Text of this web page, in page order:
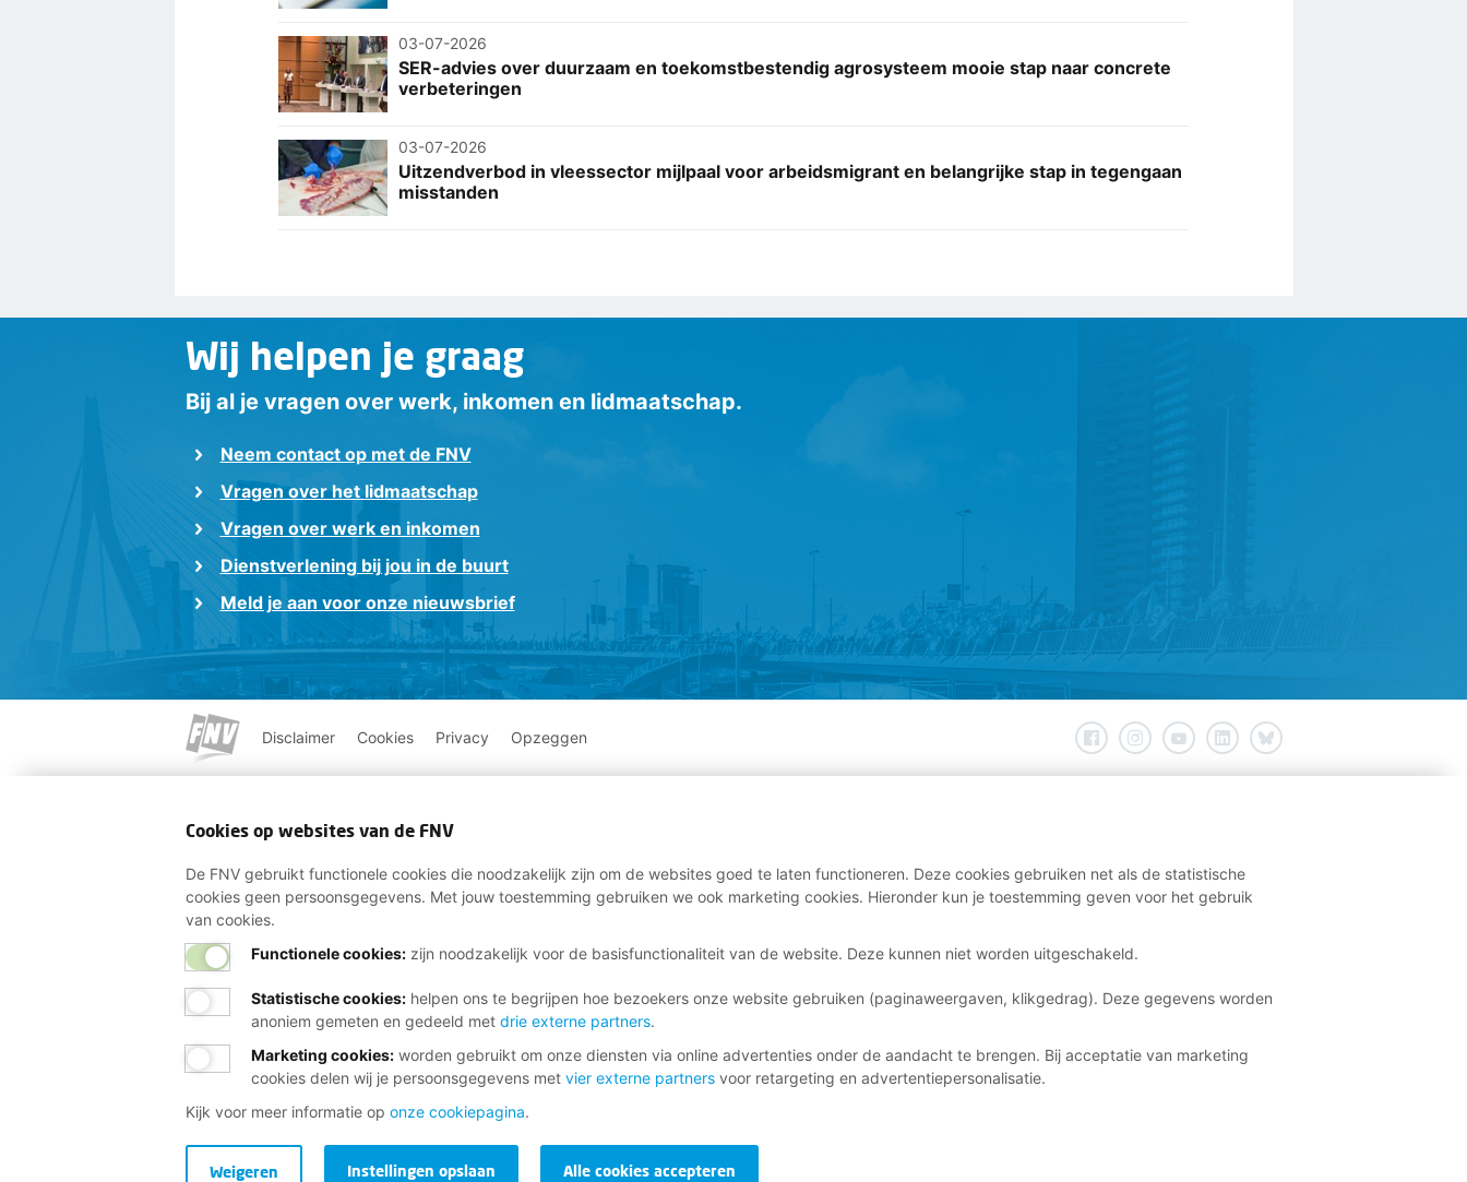
03-07-2026
SER-advies over duurzaam en toekomstbestendig agrosysteem mooie stap naar concrete
verbeteringen
03-07-2026
Uitzendverbod in vleessector mijlpaal voor arbeidsmigrant en belangrijke stap in tegengaan
misstanden
Wij helpen je graag
Bij al je vragen over werk, inkomen en lidmaatschap.
Neem contact op met de FNV
Vragen over het lidmaatschap
Vragen over werk en inkomen
Dienstverlening bij jou in de buurt
Meld je aan voor onze nieuwsbrief
Disclaimer Cookies Privacy Opzeggen
Cookies op websites van de FNV
De FNV gebruikt functionele cookies die noodzakelijk zijn om de websites goed te laten functioneren. Deze cookies gebruiken net als de statistische
cookies geen persoonsgegevens. Met jouw toestemming gebruiken we ook marketing cookies. Hieronder kun je toestemming geven voor het gebruik
van cookies.
Functionele cookies:zijn noodzakelijk voor de basisfunctionaliteit van de website. Deze kunnen niet worden uitgeschakeld.
Statistische cookies: helpen ons te begrijpen hoe bezoekers onze website gebruiken (paginaweergaven, klikgedrag). Deze gegevens worden
anoniem gemeten en gedeeld met drie externe partners.
Marketing cookies: worden gebruikt om onze diensten via online advertenties onder de aandacht te brengen. Bij acceptatie van marketing
cookies delen wij je persoonsgegevens met vier externe partnersvoor retargeting en advertentiepersonalisatie.
Kijk voor meer informatie op onze cookiepagina.
Alle cookies accepteren
Instellingen opslaan
Weigeren